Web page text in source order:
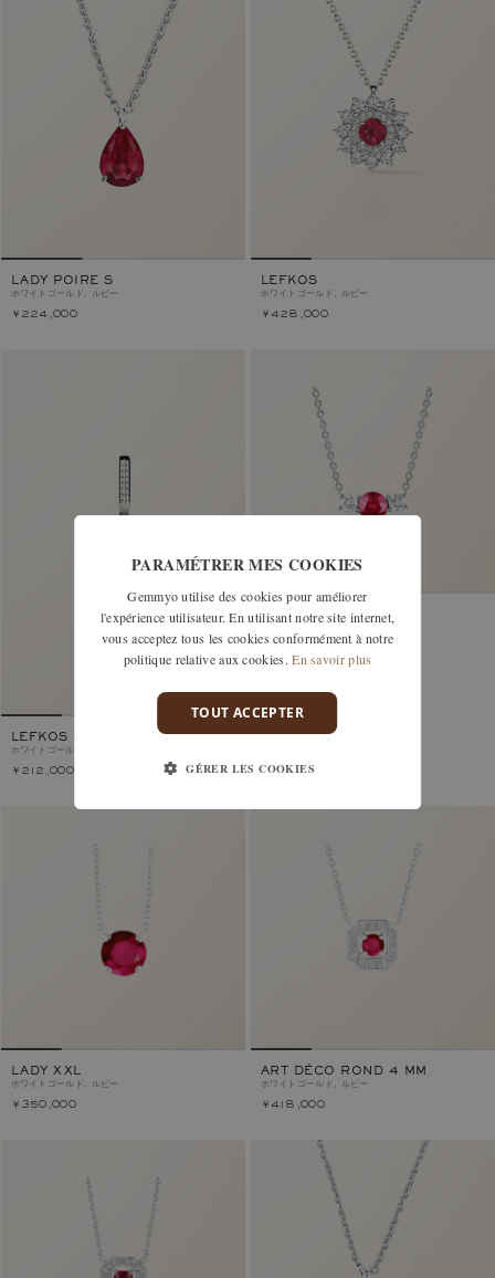
LADY POIRE S
ホワイトゴールド, ルビー
￥224,000
LEFKOS
ホワイトゴールド, ルビー
￥428,000
LEFKOS PERLE
ホワイトゴールド, ルビー
￥212,000
LADY DUO
￥361,000
LADY XXL
ホワイトゴールド, ルビー
￥350,000
ART DÉCO ROND 4 MM
ホワイトゴールド, ルビー
￥418,000
PARAMÉTRER MES COOKIES
Gemmyo utilise des cookies pour améliorer
l'expérience utilisateur. En utilisant notre site internet,
vous acceptez tous les cookies conformément à notre
politique relative aux cookies. En savoir plus
TOUT ACCEPTER
GÉRER LES COOKIES